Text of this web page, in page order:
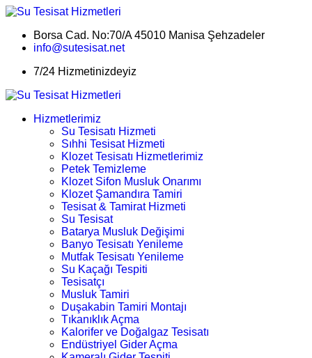
Borsa Cad. No:70/A 45010 Manisa Şehzadeler
info@sutesisat.net
7/24 Hizmetinizdeyiz
Hizmetlerimiz
Su Tesisatı Hizmeti
Sıhhi Tesisat Hizmeti
Klozet Tesisatı Hizmetlerimiz
Petek Temizleme
Klozet Sifon Musluk Onarımı
Klozet Şamandıra Tamiri
Tesisat & Tamirat Hizmeti
Su Tesisat
Batarya Musluk Değişimi
Banyo Tesisatı Yenileme
Mutfak Tesisatı Yenileme
Su Kaçağı Tespiti
Tesisatçı
Musluk Tamiri
Duşakabin Tamiri Montajı
Tıkanıklık Açma
Kalorifer ve Doğalgaz Tesisatı
Endüstriyel Gider Açma